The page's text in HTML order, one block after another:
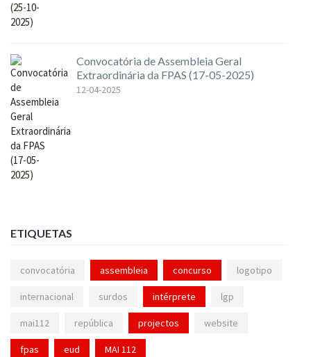
Convocatória de Assembleia Geral
Extraordinária da FPAS (17-05-2025)
12-04-2025
ETIQUETAS
convocatória assembleia concurso logotipo
internacional surdos intérprete lgp
mai112 república projectos website
fpas eud MAI 112